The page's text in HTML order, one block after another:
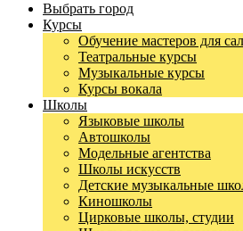
Выбрать город
Курсы
Обучение мастеров для
Театральные курсы
Музыкальные курсы
Курсы вокала
Школы
Языковые школы
Автошколы
Модельные агентства
Школы искусств
Детские музыкальные
Киношколы
Цирковые школы, студии